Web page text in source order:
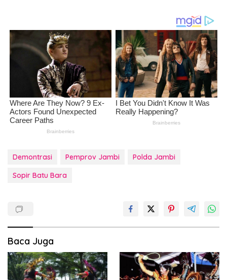
Demontrasi Pemprov Jambi
Polda Jambi
Sopir Batu Bara
Baca Juga